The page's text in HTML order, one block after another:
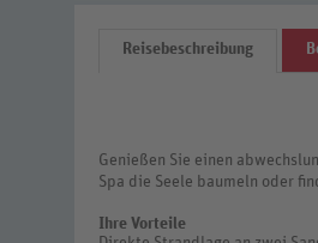
Reisebeschreibung
Genießen Sie einen
Spa die Seele baumeln oder
Ihre Vorteile